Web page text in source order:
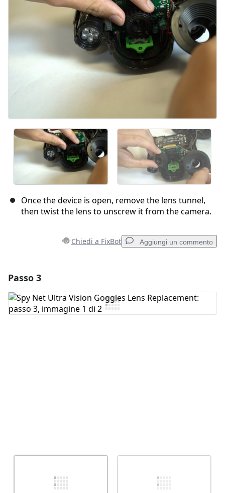
Once the device is open, remove the lens tunnel,
then twist the lens to unscrew it from the camera.
Chiedi a FixBot Aggiungi un commento
Aggiungi Commento
Passo 3